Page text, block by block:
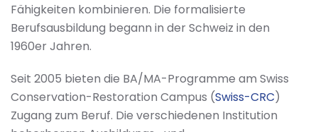
Fähigkeiten kombinieren. Die formalisierte
Berufsausbildung begann in der Schweiz in den
1960er Jahren.
Seit 2005 bieten die BA/MA-Programme am Swiss
Conservation-Restoration Campus (Swiss-CRC)
Zugang zum Beruf. Die verschiedenen Institution